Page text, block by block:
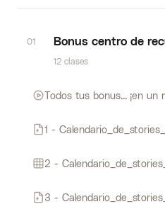
01 Bonus centro de
12 clases
Todos tus bonus... ¡en un
1 - Calendario_de_stories_-
2 -
3 - Calendario_de_stories_-